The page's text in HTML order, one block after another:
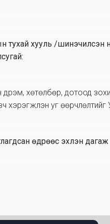
тухай хууль /
дүрэм, хөтөлбөр, дотоод
хэрэгжүүлэн уг
өдрөөс эхлэн